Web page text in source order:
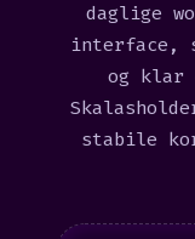
daglige
interface,
og klar
stabile